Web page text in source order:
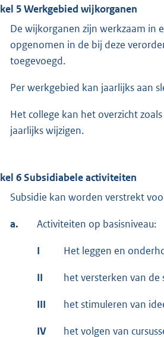
5 Werkgebied wijkorganen
De wijkorganen zijn werkzaam in
opgenomen in de bij deze
toegevoegd.
Per werkgebied kan jaarlijks aan
Het college kan het overzicht
jaarlijks wijzigen.
6 Subsidiabele activiteiten
Subsidie kan worden verstrekt
a. Activiteiten op basisniveau:
I Het leggen en
II het versterken van de
III het stimuleren van
IV het volgen van